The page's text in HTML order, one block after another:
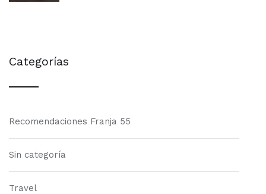
Categorías
Recomendaciones Franja 55
Sin categoría
Travel